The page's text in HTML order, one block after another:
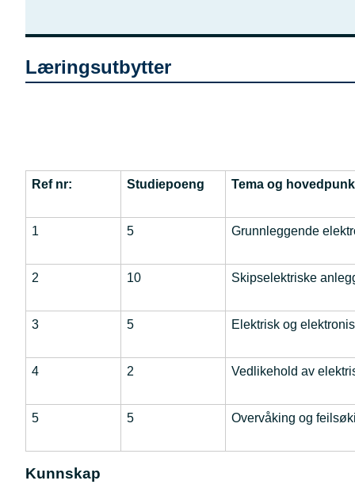
Læringsutbytter
Ref nr: Studiepoeng Tema og
1 5 Grunnleggende
2 10 Skipselektriske
3 5 Elektrisk og
4 2 Vedlikehold av
5 5 Overvåking og
Kunnskap